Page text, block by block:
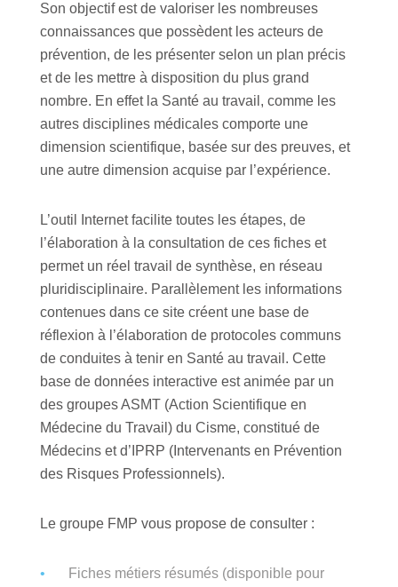
Son objectif est de valoriser les nombreuses
connaissances que possèdent les acteurs de
prévention, de les présenter selon un plan précis
et de les mettre à disposition du plus grand
nombre. En effet la Santé au travail, comme les
autres disciplines médicales comporte une
dimension scientifique, basée sur des preuves, et
une autre dimension acquise par l’expérience.
L’outil Internet facilite toutes les étapes, de
l’élaboration à la consultation de ces fiches et
permet un réel travail de synthèse, en réseau
pluridisciplinaire. Parallèlement les informations
contenues dans ce site créent une base de
réflexion à l’élaboration de protocoles communs
de conduites à tenir en Santé au travail. Cette
base de données interactive est animée par un
des groupes ASMT (Action Scientifique en
Médecine du Travail) du Cisme, constitué de
Médecins et d’IPRP (Intervenants en Prévention
des Risques Professionnels).
Le groupe FMP vous propose de consulter :
Fiches métiers résumés (disponible pour